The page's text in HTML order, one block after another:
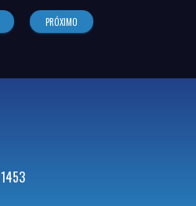
PRÓXIMO